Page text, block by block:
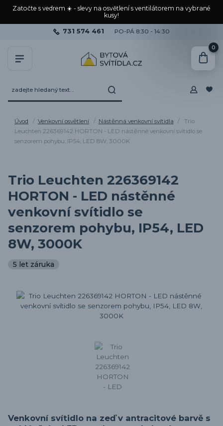
Zatočte s vedrem ☀️ - slevy na osvětlení s ventilátorem na vybrané
kusy!
731 574 461 PO-PÁ 8:30 - 14:30
0
Úvod Venkovní osvětlení Nástěnná venkovní svítidla
Trio
Leuchten 226369142 HORTON - LED nástěnné venkovní svítidlo se
senzorem pohybu, IP54, LED 8W, 3000K
Trio Leuchten 226369142
HORTON - LED nástěnné
venkovní svítidlo se
senzorem pohybu, IP54, LED
8W, 3000K
5 let záruka
Venkovní svítidlo na zeď v antracitové barvě s